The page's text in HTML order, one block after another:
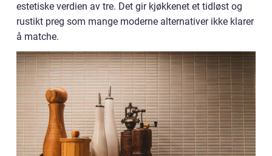
estetiske verdien av tre. Det gir kjøkkenet et tidløst og
rustikt preg som mange moderne alternativer ikke klarer
å matche.